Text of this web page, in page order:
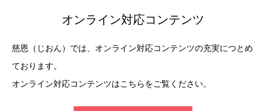
オンライン対応コンテンツ
慈恩（じおん）では、オンライン対応コンテンツの充実につとめ
ております。
オンライン対応コンテンツはこちらをご覧ください。